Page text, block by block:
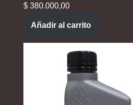
$380.000,00
Añadir al carrito